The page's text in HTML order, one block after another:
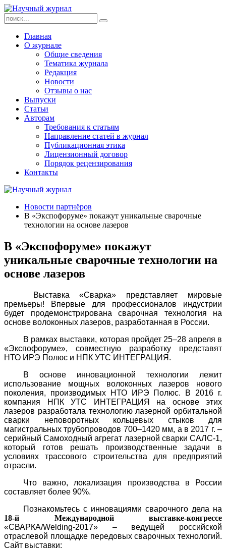
Главная
О журнале
Общие сведения
Тематика журнала
Редакция
Новости
Отзывы о нас
Выпуски
Статьи
Авторам
Требования к статьям
Направление статей в журнал
Публикационная этика
Лицензионный договор
Порядок рецензирования
Контакты
Новости партнёров
В «Экспофоруме» покажут уникальные сварочные
технологии на основе лазеров
В «Экспофоруме» покажут
уникальные сварочные технологии на
основе лазеров
Выставка «Сварка» представляет мировые
премьеры! Впервые для профессионалов индустрии
будет продемонстрирована сварочная технология на
основе волоконных лазеров, разработанная в России.
В рамках выставки, которая пройдет 25–28 апреля в
«Экспофоруме», совместную разработку представят
НТО ИРЭ Полюс и НПК УТС ИНТЕГРАЦИЯ.
В основе инновационной технологии лежит
использование мощных волоконных лазеров нового
поколения, производимых НТО ИРЭ Полюс. В 2016 г.
компания НПК УТС ИНТЕГРАЦИЯ на основе этих
лазеров разработала технологию лазерной орбитальной
сварки неповоротных кольцевых стыков для
магистральных трубопроводов 700–1420 мм, а в 2017 г. –
серийный Самоходный агрегат лазерной сварки САЛС-1,
который готов решать производственные задачи в
условиях трассового строительства для предприятий
отрасли.
Что важно, локализация производства в России
составляет более 90%.
Познакомьтесь с инновациями сварочного дела на
18-й Международной выставке-конгрессе
«СВАРКА/Welding-2017»
– ведущей российской
отраслевой площадке передовых сварочных технологий.
Сайт выставки: